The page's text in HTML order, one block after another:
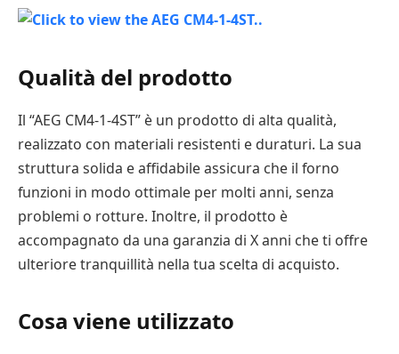
Qualità del prodotto
Il “AEG CM4-1-4ST” è un prodotto di alta qualità,
realizzato con materiali resistenti e duraturi. La sua
struttura solida e affidabile assicura che il forno
funzioni in modo ottimale per molti anni, senza
problemi o rotture. Inoltre, il prodotto è
accompagnato da una garanzia di X anni che ti offre
ulteriore tranquillità nella tua scelta di acquisto.
Cosa viene utilizzato